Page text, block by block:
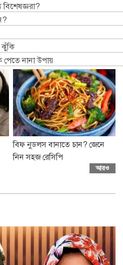
বিশেষজ্ঞরা?
ঝুঁকি
নানা উপায়
বিফ নুডলস বানাতে চান? জেনে
নিন সহজ রেসিপি
আরও